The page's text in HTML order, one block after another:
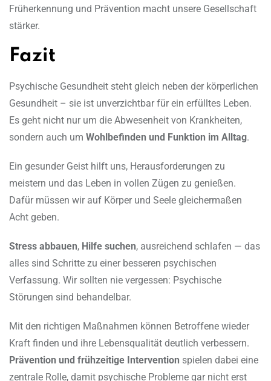
Früherkennung und Prävention macht unsere Gesellschaft
stärker.
Fazit
Psychische Gesundheit steht gleich neben der körperlichen
Gesundheit – sie ist unverzichtbar für ein erfülltes Leben.
Es geht nicht nur um die Abwesenheit von Krankheiten,
sondern auch um Wohlbefinden und Funktion im Alltag.
Ein gesunder Geist hilft uns, Herausforderungen zu
meistern und das Leben in vollen Zügen zu genießen.
Dafür müssen wir auf Körper und Seele gleichermaßen
Acht geben.
Stress abbauen, Hilfe suchen, ausreichend schlafen — das
alles sind Schritte zu einer besseren psychischen
Verfassung. Wir sollten nie vergessen: Psychische
Störungen sind behandelbar.
Mit den richtigen Maßnahmen können Betroffene wieder
Kraft finden und ihre Lebensqualität deutlich verbessern.
Prävention und frühzeitige Intervention spielen dabei eine
zentrale Rolle, damit psychische Probleme gar nicht erst